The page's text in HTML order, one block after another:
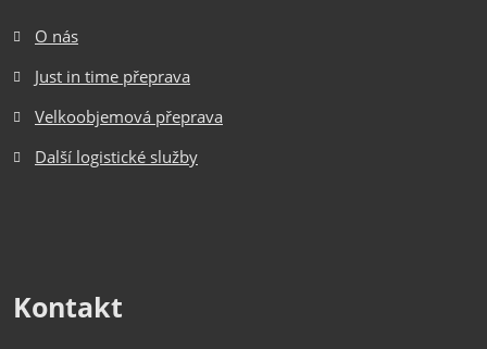
O nás
Just in time přeprava
Velkoobjemová přeprava
Další logistické služby
Kontakt